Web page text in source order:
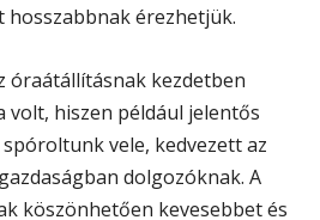
hosszabbnak érezhetjük.
óraátállításnak kezdetben
volt, hiszen például jelentős
vele, kedvezett az
dolgozóknak. A
köszönhetően kevesebbet és